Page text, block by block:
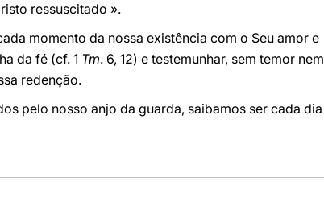
ressuscitado ».
momento da nossa existência com o Seu amor e
da fé (cf. 1 Tm. 6, 12) e testemunhar, sem temor nem
redenção.
pelo nosso anjo da guarda, saibamos ser cada dia